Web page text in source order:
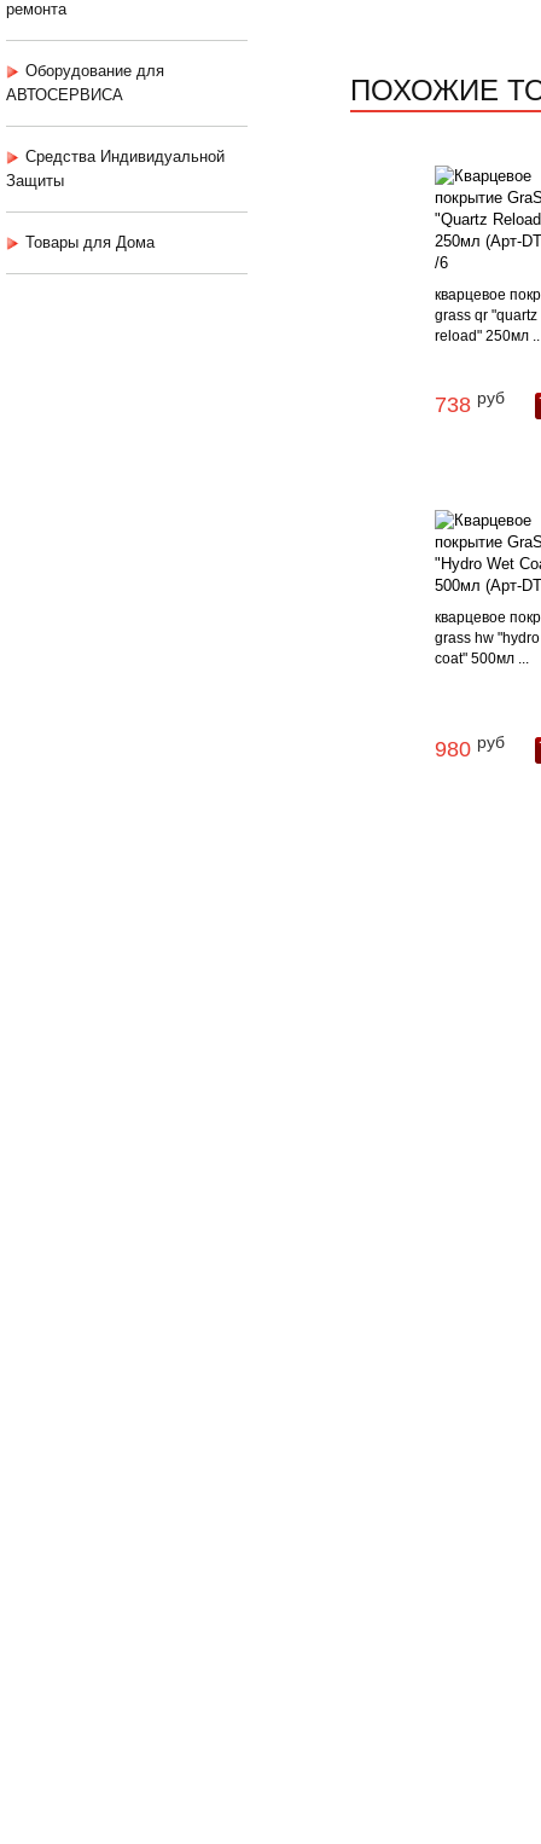
ремонта
Оборудование для
АВТОСЕРВИСА
Средства Индивидуальной
Защиты
Товары для Дома
ПОХОЖИЕ
кварцевое
grass qr "quartz
reload" 250мл
738 руб
кварцевое
grass hw
coat" 500мл ...
980 руб